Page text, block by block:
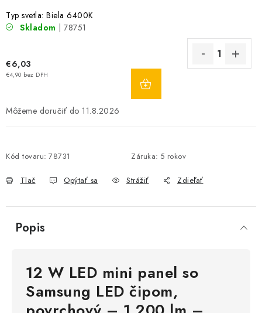
Typ svetla: Biela 6400K
Skladom
| 78751
€6,03
€4,90 bez DPH
11.8.2026
Kód tovaru: 78731 Záruka: 5 rokov
Tlač Opýtať sa Strážiť Zdieľať
Popis
12 W LED mini panel so
Samsung LED čipom,